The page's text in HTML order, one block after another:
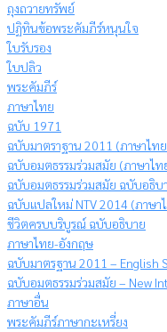
ถุงถวายทรัพย์
ปฏิทินข้อพระคัมภีร์หนุนใจ
ใบรับรอง
ใบปลิว
พระคัมภีร์
ภาษาไทย
ฉบับ 1971
ฉบับมาตราฐาน 2011 (ภาษาไท
ฉบับอมตธรรมร่วมสมัย (ภาษาไท
ฉบับอมตธรรมร่วมสมัย ฉบับอธิบ
ฉบับแปลใหม่ NTV 2014 (ภาษา
ชีวิตครบบริบูรณ์ ฉบับอธิบาย
ภาษาไทย-อังกฤษ
ฉบับมาตรฐาน 2011 – English
ฉบับอมตธรรมร่วมสมัย – New
ภาษาอื่น
พระคัมภีร์ภาษากะเหรี่ยง